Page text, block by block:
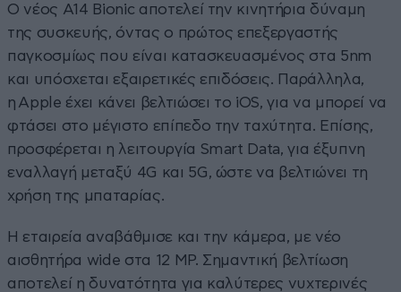
Ο νέος A14 Bionic αποτελεί την κινητήρια δύναμη
της συσκευής, όντας ο πρώτος επεξεργαστής
παγκοσμίως που είναι κατασκευασμένος στα 5nm
και υπόσχεται εξαιρετικές επιδόσεις. Παράλληλα,
η Apple έχει κάνει βελτιώσει το iOS, για να μπορεί να
φτάσει στο μέγιστο επίπεδο την ταχύτητα. Επίσης,
προσφέρεται η λειτουργία Smart Data, για έξυπνη
εναλλαγή μεταξύ 4G και 5G, ώστε να βελτιώνει τη
χρήση της μπαταρίας.
Η εταιρεία αναβάθμισε και την κάμερα, με νέο
αισθητήρα wide στα 12 MP. Σημαντική βελτίωση
αποτελεί η δυνατότητα για καλύτερες νυχτερινές